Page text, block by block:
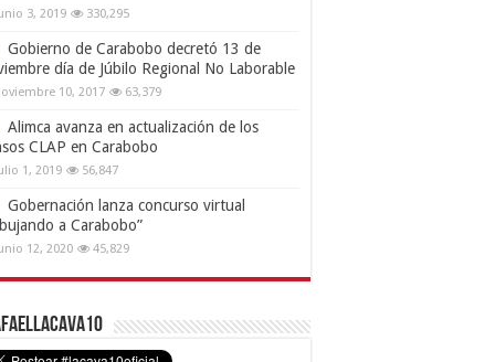
3, 2019 330,295
Gobierno de Carabobo decretó 13 de
día de Júbilo Regional No Laborable
10, 2017 63,379
Alimca avanza en actualización de los
CLAP en Carabobo
1, 2019 56,847
Gobernación lanza concurso virtual
a Carabobo”
12, 2020 45,829